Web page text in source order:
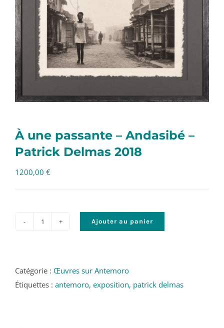
À une passante – Andasibé –
Patrick Delmas 2018
1200,00 €
une
passante
Ajouter au panier
Catégorie : Œuvres sur Antemoro
Étiquettes : antemoro, exposition, patrick delmas